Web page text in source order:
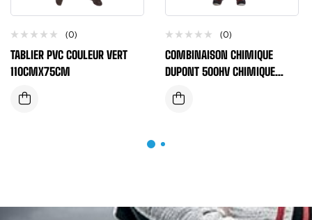
(0)
TABLIER PVC COULEUR VERT
110CMX75CM
(0)
COMBINAISON CHIMIQUE
DUPONT 500HV CHIMIQUE
HAUTE VISIBILITE CLASS 3 TYP
5/6B